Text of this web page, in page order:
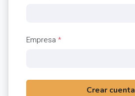
Empresa *
Crear cuenta